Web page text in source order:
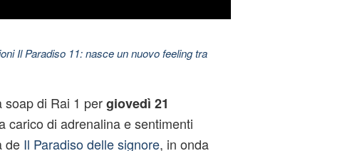
Il Paradiso 11: nasce un nuovo feeling tra
soap di Rai 1 pergiovedì 21
carico di adrenalina e sentimenti
deIl Paradiso delle signore, in onda